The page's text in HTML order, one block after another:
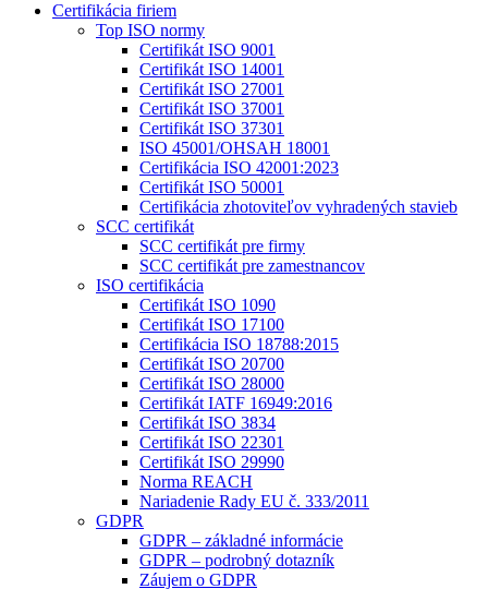
Certifikácia firiem
Top ISO normy
Certifikát ISO 9001
Certifikát ISO 14001
Certifikát ISO 27001
Certifikát ISO 37001
Certifikát ISO 37301
ISO 45001/OHSAH 18001
Certifikácia ISO 42001:2023
Certifikát ISO 50001
Certifikácia zhotoviteľov vyhradených stavieb
SCC certifikát
SCC certifikát pre firmy
SCC certifikát pre zamestnancov
ISO certifikácia
Certifikát ISO 1090
Certifikát ISO 17100
Certifikácia ISO 18788:2015
Certifikát ISO 20700
Certifikát ISO 28000
Certifikát IATF 16949:2016
Certifikát ISO 3834
Certifikát ISO 22301
Certifikát ISO 29990
Norma REACH
Nariadenie Rady EU č. 333/2011
GDPR
GDPR – základné informácie
GDPR – podrobný dotazník
Záujem o GDPR